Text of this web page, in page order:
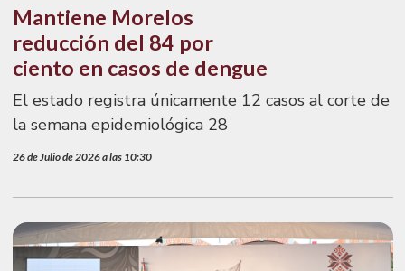
Mantiene Morelos
reducción del 84 por
ciento en casos de dengue
El estado registra únicamente 12 casos al corte de
la semana epidemiológica 28
26 de Julio de 2026 a las 10:30